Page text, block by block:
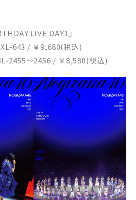
LIVE DAY1』
643 / ￥9,680(税込)
2455～2456 / ￥8,580(税込)